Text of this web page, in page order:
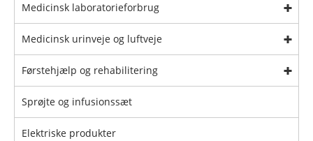
Medicinsk laboratorieforbrug
Medicinsk urinveje og luftveje
Førstehjælp og rehabilitering
Sprøjte og infusionssæt
Elektriske produkter